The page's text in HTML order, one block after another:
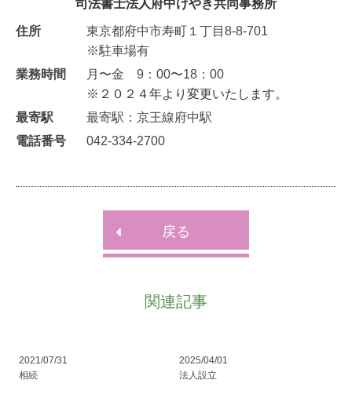
司法書士法人府中けやき共同事務所
住所
東京都府中市寿町１丁目8-8-701
※駐車場有
業務時間
月〜金 9：00〜18：00
※２０２４年より変更いたします。
最寄駅
最寄駅：京王線府中駅
電話番号
042-334-2700
 戻る
関連記事
2021/07/31
相続
2025/04/01
法人設立